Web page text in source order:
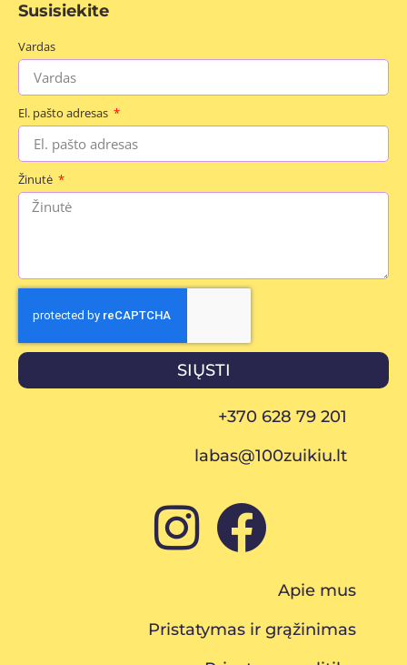
Susisiekite
Vardas
El. pašto adresas
Žinutė
SIŲSTI
+370 628 79 201
labas@100zuikiu.lt
Apie mus
Pristatymas ir grąžinimas